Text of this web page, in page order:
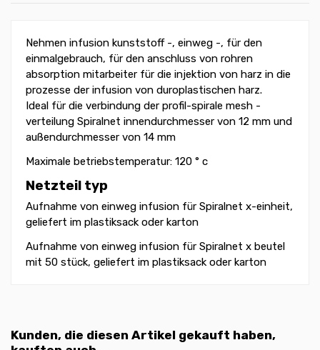
Nehmen infusion kunststoff -, einweg -, für den
einmalgebrauch, für den anschluss von rohren
absorption mitarbeiter für die injektion von harz in die
prozesse der infusion von duroplastischen harz.
Ideal für die verbindung der profil-spirale mesh -
verteilung Spiralnet innendurchmesser von 12 mm und
außendurchmesser von 14 mm
Maximale betriebstemperatur: 120 ° c
Netzteil typ
Aufnahme von einweg infusion für Spiralnet x-einheit,
geliefert im plastiksack oder karton
Aufnahme von einweg infusion für Spiralnet x beutel
mit 50 stück, geliefert im plastiksack oder karton
Kunden, die diesen Artikel gekauft haben,